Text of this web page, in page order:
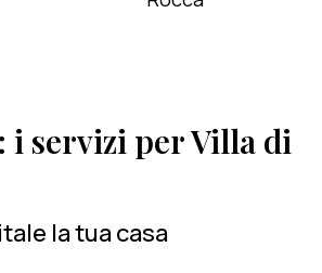
servizi per Villa di
la tua casa